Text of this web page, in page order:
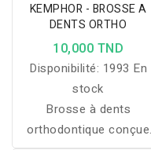
KEMPHOR - BROSSE A
DENTS ORTHO
10,000 TND
Disponibilité: 1993 En
stock
Brosse à dents
orthodontique conçue